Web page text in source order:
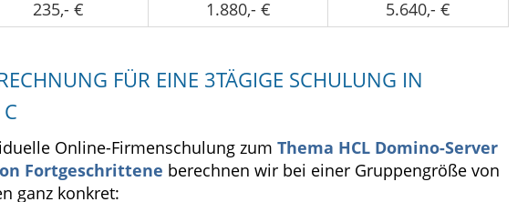
235,- € 1.880,- € 5.640,- €
FÜR EINE 3TÄGIGE SCHULUNG IN
Online-Firmenschulung zum Thema HCL Domino-Server
Fortgeschrittene berechnen wir bei einer Gruppengröße von
ganz konkret: